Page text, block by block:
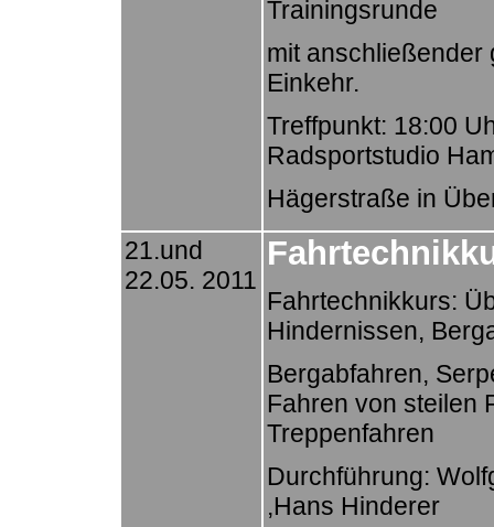
Trainingsrunde
mit anschließender
Einkehr.
Treffpunkt: 18:00
Radsportstudio
Hägerstraße in
21.und
22.05. 2011
Fahrtechnikkurs:
Hindernissen,
Bergabfahren,
Fahren von steilen
Treppenfahren
Durchführung:
,Hans Hinderer